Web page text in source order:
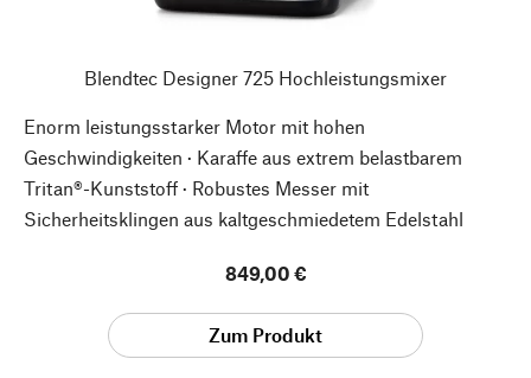
Blendtec Designer 725 Hochleistungsmixer
Enorm leistungsstarker Motor mit hohen
Geschwindigkeiten · Karaffe aus extrem belastbarem
Tritan®-Kunststoff · Robustes Messer mit
Sicherheitsklingen aus kaltgeschmiedetem Edelstahl
849,00 €
Zum Produkt